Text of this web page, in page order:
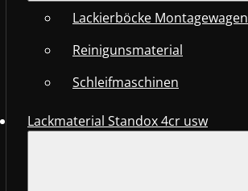
Lackierböcke Montagewagen
Reinigunsmaterial
Schleifmaschinen
Lackmaterial Standox 4cr usw